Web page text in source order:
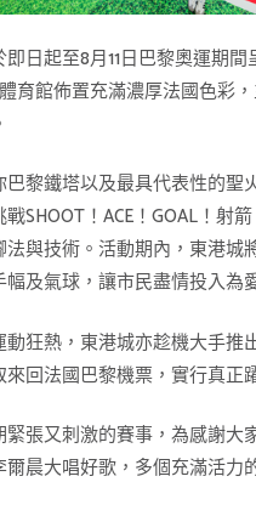
即日起至8月11日巴黎奧運期
育館佈置充滿濃厚法國色彩
巴黎鐵塔以及最具代表性的
戰SHOOT！ACE！GOAL！
與技術。活動期內，東港城
幅及氣球，讓市民盡情投入為
動狂熱，東港城亦趁機大手
回法國巴黎機票，實行真正
張又刺激的賽事，為感謝大
爾晨大唱好歌，多個充滿活